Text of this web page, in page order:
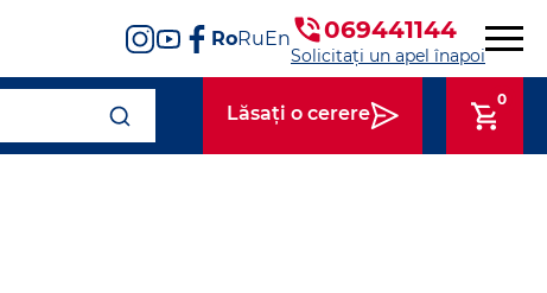
RoRuEn 069441144
Solicitați un apel înapoi
Lăsați o cerere
0